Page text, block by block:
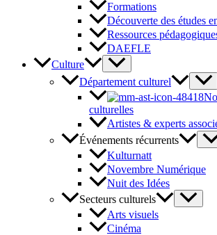
Formations
Découverte des études
Ressources
DAEFLE
Culture
Département culturel
culturelles
Artistes & experts
Événements récurrents
Kulturnatt
Novembre Numérique
Nuit des Idées
Secteurs culturels
Arts visuels
Cinéma